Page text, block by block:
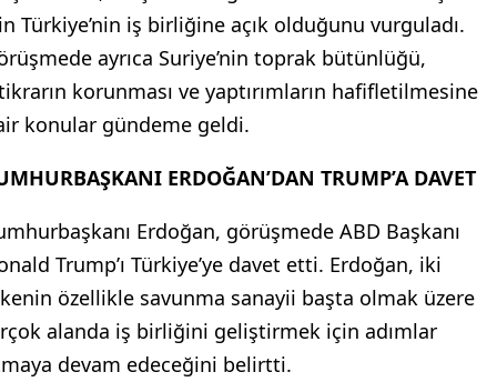
Türkiye’nin iş birliğine açık olduğunu vurguladı.
ayrıca Suriye’nin toprak bütünlüğü,
korunması ve yaptırımların hafifletilmesine
konular gündeme geldi.
ERDOĞAN’DAN TRUMP’A DAVET
Erdoğan, görüşmede ABD Başkanı
Trump’ı Türkiye’ye davet etti. Erdoğan, iki
özellikle savunma sanayii başta olmak üzere
alanda iş birliğini geliştirmek için adımlar
devam edeceğini belirtti.